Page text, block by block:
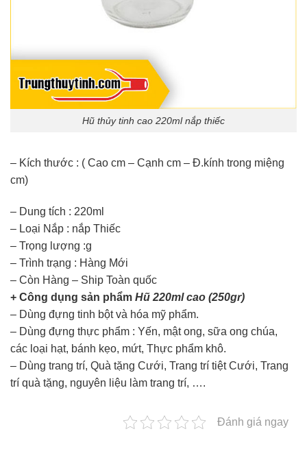
Hũ thủy tinh cao 220ml nắp thiếc
– Kích thước : ( Cao cm – Cạnh cm – Đ.kính trong miệng
cm)
– Dung tích : 220ml
– Loại Nắp : nắp Thiếc
– Trọng lượng :g
– Trình trạng : Hàng Mới
– Còn Hàng – Ship Toàn quốc
+ Công dụng sản phẩm Hũ 220ml cao (250gr)
– Dùng đựng tinh bột và hóa mỹ phẩm.
– Dùng đựng thực phẩm : Yến, mật ong, sữa ong chúa,
các loại hạt, bánh kẹo, mứt, Thực phẩm khô.
– Dùng trang trí, Quà tặng Cưới, Trang trí tiệt Cưới, Trang
trí quà tặng, nguyên liệu làm trang trí, ….
Đánh giá ngay